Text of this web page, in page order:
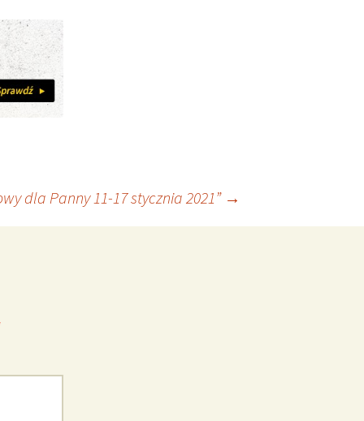
dla Panny 11-17 stycznia 2021” →